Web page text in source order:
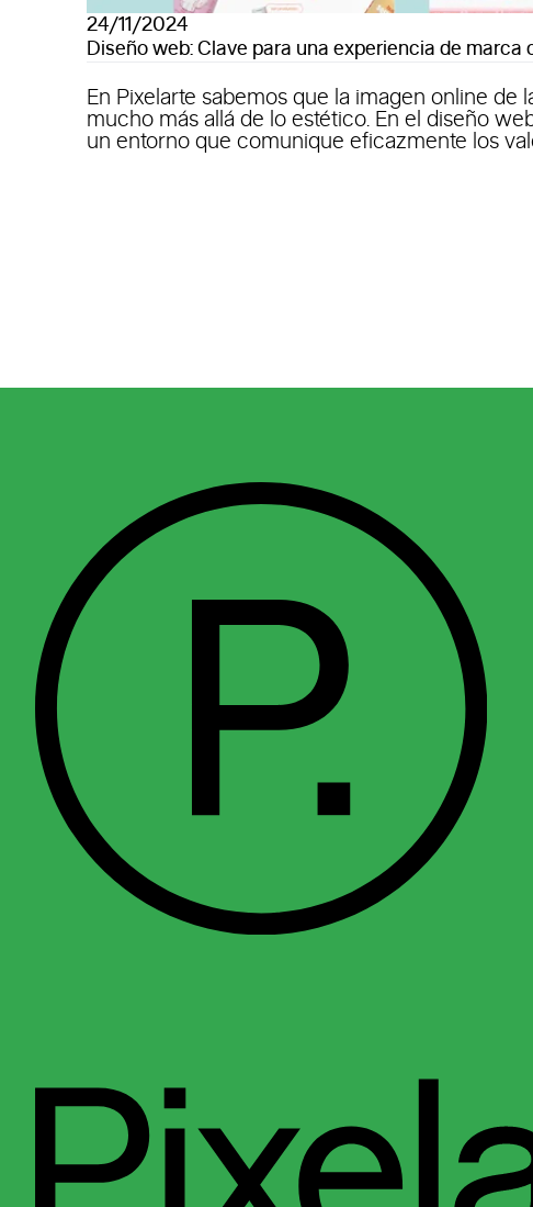
24/11/2024
Diseño web: Clave para una experiencia de marca
En Pixelarte sabemos que la imagen online de
mucho más allá de lo estético. En el diseño
un entorno que comunique eficazmente los